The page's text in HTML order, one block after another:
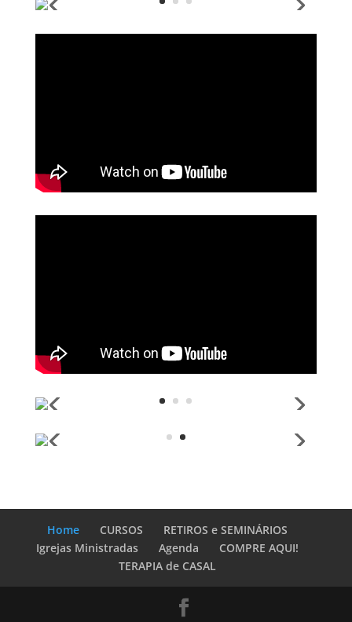
Home CURSOS
RETIROS e SEMINÁRIOS
Igrejas Ministradas
Agenda
COMPRE AQUI!
TERAPIA de CASAL